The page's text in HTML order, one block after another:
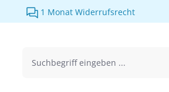
1 Monat Widerrufsrecht